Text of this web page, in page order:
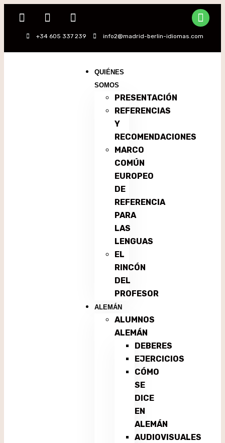
+34 605 337 239 info2@madrid-berlin-idiomas.com
QUIÉNES
SOMOS
PRESENTACIÓN
REFERENCIAS
Y
RECOMENDACIONES
MARCO
COMÚN
EUROPEO
DE
REFERENCIA
PARA
LAS
LENGUAS
EL
RINCÓN
DEL
PROFESOR
ALEMÁN
ALUMNOS
ALEMÁN
DEBERES
EJERCICIOS
CÓMO
SE
DICE
EN
ALEMÁN
AUDIOVISUALES